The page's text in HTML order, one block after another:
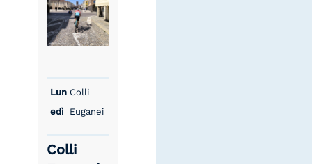
Lun
edì
Colli
Euganei
Colli